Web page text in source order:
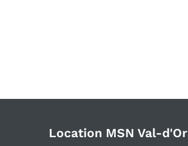
Location MSN Val-d'Or